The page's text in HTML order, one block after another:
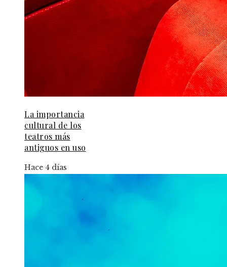
La importancia
cultural de los
teatros más
antiguos en uso
Hace 4 días